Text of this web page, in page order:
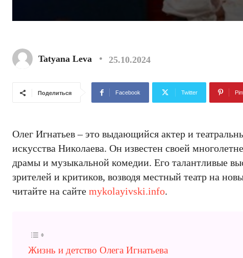
Tatyana Leva 25.10.2024
Поделиться Facebook Twitter
Олег Игнатьев – это выдающийся актер и
искусства Николаева. Он известен своей
драмы и музыкальной комедии. Его талантливые
зрителей и критиков, возводя местный театр на
читайте на сайте mykolayivski.info.
Жизнь и детство Олега Игнатьева